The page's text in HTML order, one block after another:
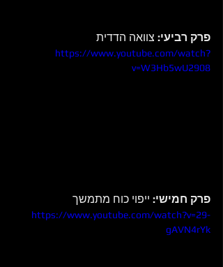
פרק רביעי: צוואה הדדית
https://www.youtube.com/watch?
v=W3Hb5wU2908
פרק חמישי: ייפוי כוח מתמשך
https://www.youtube.com/watch?v=29-
gAVN4rYk